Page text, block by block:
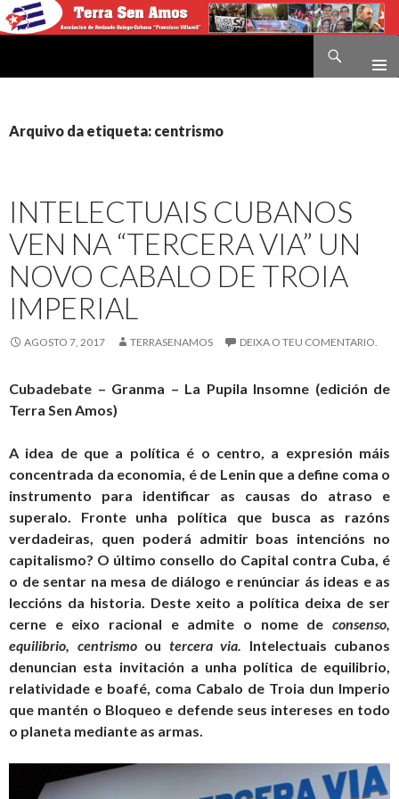
Arquivo da etiqueta: centrismo
INTELECTUAIS CUBANOS
VEN NA “TERCERA VIA” UN
NOVO CABALO DE TROIA
IMPERIAL
AGOSTO 7, 2017 TERRASENAMOS DEIXA O TEU COMENTARIO.
Cubadebate – Granma – La Pupila Insomne (edición de
Terra Sen Amos)
A idea de que a política é o centro, a expresión máis
concentrada da economia, é de Lenin que a define coma o
instrumento para identificar as causas do atraso e
superalo. Fronte unha política que busca as razóns
verdadeiras, quen poderá admitir boas intencións no
capitalismo? O último consello do Capital contra Cuba, é
o de sentar na mesa de diálogo e renúnciar ás ideas e as
leccións da historia. Deste xeito a política deixa de ser
cerne e eixo racional e admite o nome de consenso,
equilibrio, centrismoou tercera via. Intelectuais cubanos
denuncian esta invitación a unha política de equilibrio,
relatividade e boafé, coma Cabalo de Troia dun Imperio
que mantén o Bloqueo e defende seus intereses en todo
o planeta mediante as armas.